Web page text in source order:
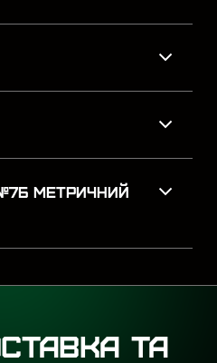
МЕТРИЧНИЙ
ТА